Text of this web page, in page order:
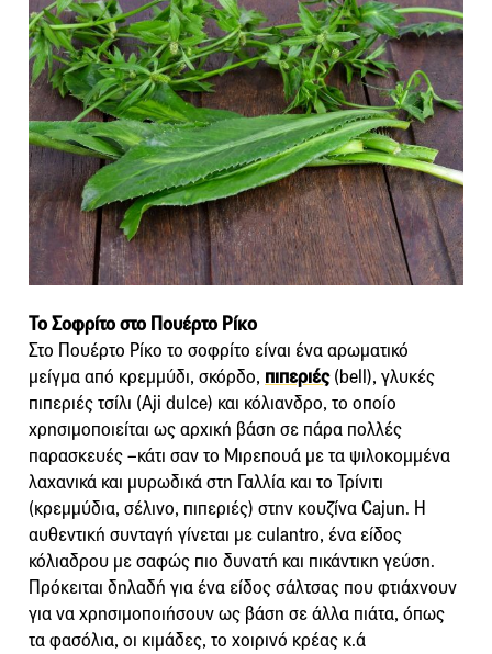
Το Σοφρίτο στο Πουέρτο Ρίκο
Στο Πουέρτο Ρίκο το σοφρίτο είναι ένα αρωματικό
μείγμα από κρεμμύδι, σκόρδο, πιπεριές(bell), γλυκές
πιπεριές τσίλι (Aji dulce) και κόλιανδρο, το οποίο
χρησιμοποιείται ως αρχική βάση σε πάρα πολλές
παρασκευές –κάτι σαν το Μιρεπουά με τα ψιλοκομμένα
λαχανικά και μυρωδικά στη Γαλλία και το Τρίνιτι
(κρεμμύδια, σέλινο, πιπεριές) στην κουζίνα Cajun. Η
αυθεντική συνταγή γίνεται με culantro, ένα είδος
κόλιαδρου με σαφώς πιο δυνατή και πικάντικη γεύση.
Πρόκειται δηλαδή για ένα είδος σάλτσας που φτιάχνουν
για να χρησιμοποιήσουν ως βάση σε άλλα πιάτα, όπως
τα φασόλια, οι κιμάδες, το χοιρινό κρέας κ.ά